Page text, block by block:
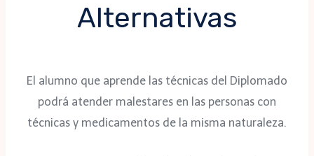
Alternativas
El alumno que aprende las técnicas del Diplomado
podrá atender malestares en las personas con
técnicas y medicamentos de la misma naturaleza.